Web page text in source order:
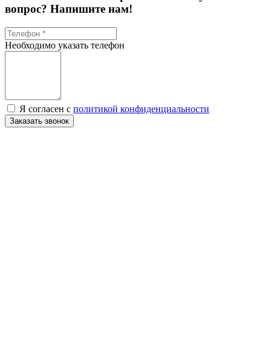
вопрос? Напишите нам!
Необходимо указать телефон
Я согласен с политикой конфиденциальности
Заказать звонок